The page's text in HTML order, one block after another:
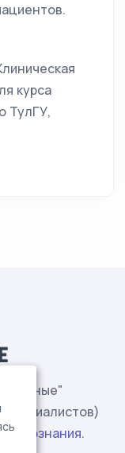
курса
ТулГУ,
учёные"
.